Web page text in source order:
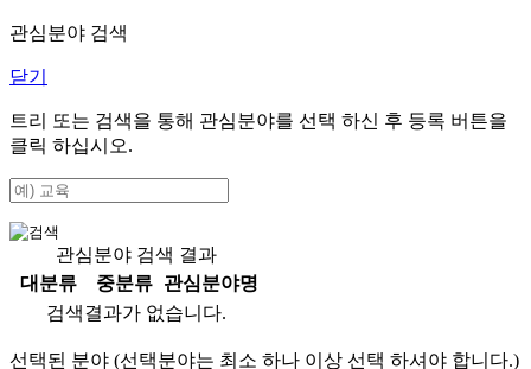
관심분야 검색
닫기
트리 또는 검색을 통해 관심분야를 선택 하신 후 등록 버튼을
클릭 하십시오.
관심분야 검색 결과
대분류
중분류
관심분야명
검색결과가 없습니다.
선택된 분야 (선택분야는 최소 하나 이상 선택 하셔야 합니다.)